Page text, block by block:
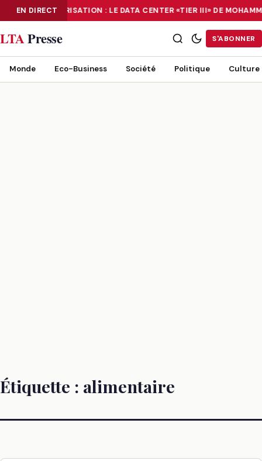
EN DIRECTNUMÉRISATION : LE DATA CENTER «TIER III» DE
NUMÉRISATION : LE DATA CENTER «TIER III» DE MOHAMMADIA, UN
LTAPresse S'ABONNER
Monde Eco-Business Société Politique Culture
Étiquette : alimentaire